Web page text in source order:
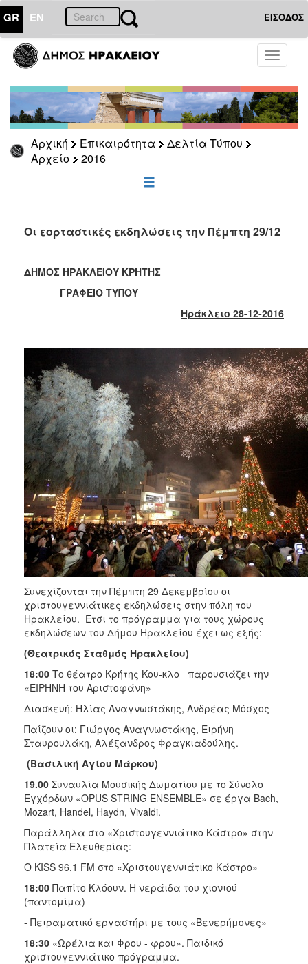
GR EN ΕΙΣΟΔΟΣ
Toggle
Αρχική Επικαιρότητα
Δελτία Τύπου
Αρχείο
2016
ΕΠΙΚΑΙΡΟΤΗΤΑ
Τύπου
Αρχείο
2026
2025
2021
2019
2018
2015
2013
2012
2011
2010
2006
ΔΗΜΟΤΗΣ
ΕΠΙΣΚΕΠΤΗΣ
ΗΡΑΚΛΕΙΟ
Οι εορταστικές εκδηλώσεις την Πέμπτη 29/12
ΔΗΜΟΣ ΗΡΑΚΛΕΙΟΥ ΚΡΗΤΗΣ
ΓΡΑΦΕΙΟ ΤΥΠΟΥ
Ηράκλειο 28-12-2016
Συνεχίζονται την Πέμπτη 29 Δεκεμβρίου οι
χριστουγεννιάτικες εκδηλώσεις στην πόλη του
Ηρακλείου. Έτσι το πρόγραμμα για τους χώρους
εκδηλώσεων του Δήμου Ηρακλείου έχει ως εξής:
(Θεατρικός Σταθμός Ηρακλείου)
18:00 Το θέατρο Κρήτης Κου-κλο παρουσιάζει την
«ΕΙΡΗΝΗ του Αριστοφάνη»
Διασκευή: Ηλίας Αναγνωστάκης, Ανδρέας Μόσχος
Παίζουν οι: Γιώργος Αναγνωστάκης, Ειρήνη
Σταυρουλάκη, Αλέξανδρος Φραγκιαδούλης.
(Βασιλική Αγίου Μάρκου)
19.00 Συναυλία Μουσικής Δωματίου με το Σύνολο
Εγχόρδων «OPUS STRING ENSEMBLE» σε έργα Bach,
Mozart, Handel, Haydn, Vivaldi.
Παράλληλα στο «Χριστουγεννιάτικο Κάστρο» στην
Πλατεία Ελευθερίας:
O KISS 96,1 FM στο «Χριστουγεννιάτικο Κάστρο»
18:00 Παπίτο Κλόουν. Η νεράιδα του χιονιού
(παντομίμα)
- Πειραματικό εργαστήρι με τους «Βενερήμονες»
18:30 «Ωρέλια και Φρου - φρου». Παιδικό
χριστουγεννιάτικο πρόγραμμα.